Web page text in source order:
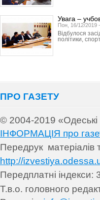
Увага –
Пон, 16/12/2019
Відбулося
політики,
ПРО ГАЗЕТУ
© 2004-2019 «Одеські
ІНФОРМАЦІЯ про
Передрук матеріалів
http://
Передплатні індекси:
Т.в.о. головного